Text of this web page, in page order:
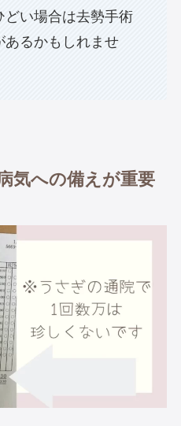
い場合は去勢手術
あるかもしれませ
気への備えが重要